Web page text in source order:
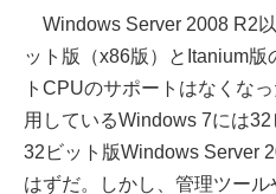
Windows Server 2008 R2
ット版（x86版）とItanium
トCPUのサポートはなくな
用しているWindows 7には32
32ビット版Windows Server
はずだ。しかし、管理ツー